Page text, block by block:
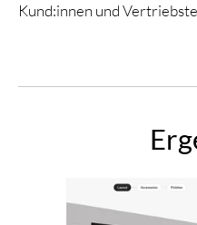
Kund:innen und